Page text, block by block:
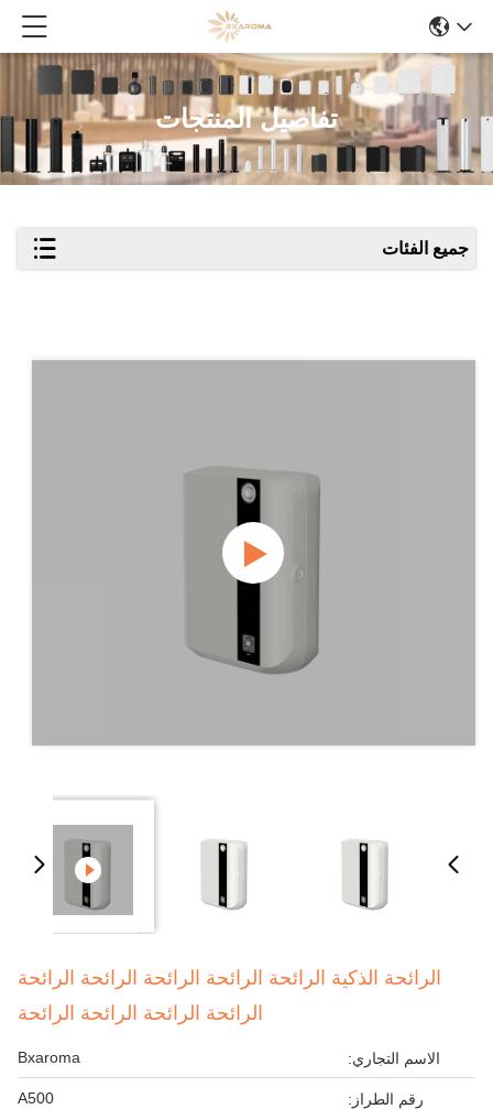
تفاصيل المنتجات
جميع الفئات
الرائحة الذكية الرائحة الرائحة الرائحة الرائحة الرائحة
الرائحة الرائحة الرائحة الرائحة
الاسم التجاري: Bxaroma
رقم الطراز: A500